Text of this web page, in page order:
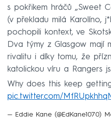
s pokřikem hráčů „Sweet
(v překladu milá Karolíno,
pochopili kontext, ve
Dva týmy z Glasgow mají
rivalitu i díky tomu, že
katolickou víru a Rangers
Why does this keep
pic.twitter.com/
— Eddie Kane (@EdKane1070)